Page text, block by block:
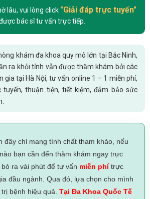
lâu, vui lòng click "Giải đáp trực tuyến"
bác sĩ tư vấn trực tiếp.
khám đa khoa quy mô lớn tại Bắc Ninh,
ra khỏi tỉnh vẫn được thăm khám bởi các
gia tại Hà Nội, tư vấn online 1 – 1 miễn phí,
tuyến, thuận tiện, tiết kiệm, đảm bảo sức
đây chỉ mang tính chất tham khảo, nếu
bạn cần đến thăm khám ngay trực
ra vài phút để tư vấn miễn phítrực
đầu ngành. Qua đó, lựa chọn cho mình
bệnh hiệu quả. Tại Đa Khoa Quốc Tế